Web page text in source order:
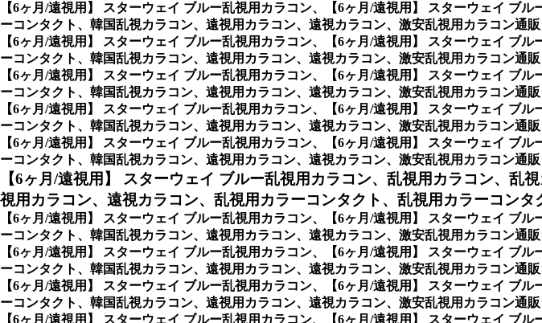
【6ヶ月/遠視用】 スターウェイ ブルー乱視用カラコン、
【6ヶ月/遠視用】 スターウェイ ブ
ーコンタクト、韓国乱視カラコン、遠視用カラコン、遠視カラコン、激安乱視用カラコン通
【6ヶ月/遠視用】 スターウェイ ブルー乱視用カラコン、
【6ヶ月/遠視用】 スターウェイ ブ
ーコンタクト、韓国乱視カラコン、遠視用カラコン、遠視カラコン、激安乱視用カラコン通
【6ヶ月/遠視用】 スターウェイ ブルー乱視用カラコン、
【6ヶ月/遠視用】 スターウェイ ブ
ーコンタクト、韓国乱視カラコン、遠視用カラコン、遠視カラコン、激安乱視用カラコン通
【6ヶ月/遠視用】 スターウェイ ブルー乱視用カラコン、
【6ヶ月/遠視用】 スターウェイ ブ
ーコンタクト、韓国乱視カラコン、遠視用カラコン、遠視カラコン、激安乱視用カラコン通
【6ヶ月/遠視用】 スターウェイ ブルー乱視用カラコン、
【6ヶ月/遠視用】 スターウェイ ブ
ーコンタクト、韓国乱視カラコン、遠視用カラコン、遠視カラコン、激安乱視用カラコン通
【6ヶ月/遠視用】 スターウェイ ブルー乱視用カラコン、 乱視用カラコン、乱
視用カラコン、遠視カラコン、乱視用カラーコンタクト、乱視用カラーコンタ
【6ヶ月/遠視用】 スターウェイ ブルー乱視用カラコン、
【6ヶ月/遠視用】 スターウェイ ブ
ーコンタクト、韓国乱視カラコン、遠視用カラコン、遠視カラコン、激安乱視用カラコン通
【6ヶ月/遠視用】 スターウェイ ブルー乱視用カラコン、
【6ヶ月/遠視用】 スターウェイ ブ
ーコンタクト、韓国乱視カラコン、遠視用カラコン、遠視カラコン、激安乱視用カラコン通
【6ヶ月/遠視用】 スターウェイ ブルー乱視用カラコン、
【6ヶ月/遠視用】 スターウェイ ブ
ーコンタクト、韓国乱視カラコン、遠視用カラコン、遠視カラコン、激安乱視用カラコン通
【6ヶ月/遠視用】 スターウェイ ブルー乱視用カラコン、
【6ヶ月/遠視用】 スターウェイ ブ